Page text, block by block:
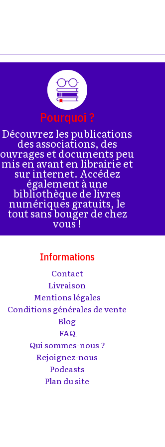
Pourquoi ?
Découvrez les publications
des associations, des
ouvrages et documents peu
mis en avant en librairie et
sur internet. Accédez
également à une
bibliothèque de livres
numériques gratuits, le
tout sans bouger de chez
vous !
Informations
Contact
Livraison
Mentions légales
Conditions générales de vente
Blog
FAQ
Qui sommes-nous ?
Rejoignez-nous
Podcasts
Plan du site